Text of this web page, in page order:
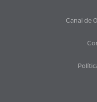
Canal de